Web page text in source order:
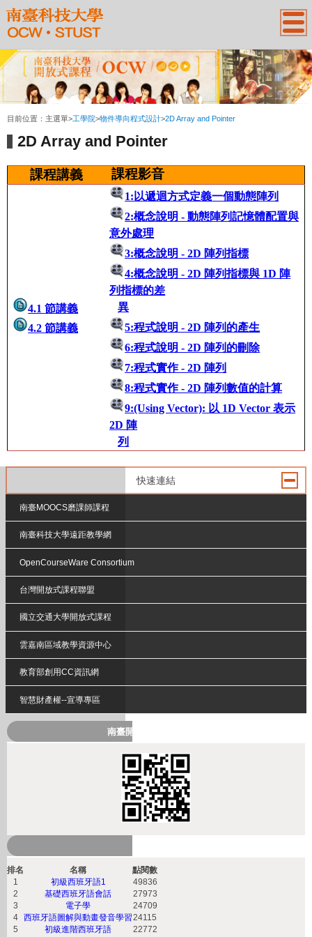
:::
目前位置： 主選單>工學院>物件導向程式設計>2D Array and Pointer
2D Array and Pointer
課程講義 課程影音
4.1節講義
4.2節講義
1:以遞迴方式定義一個動態陣列
2:概念說明 - 動態陣列記憶體配置與
意外處理
3:概念說明 - 2D 陣列指標
4:概念說明 - 2D 陣列指標與 1D 陣
列指標的差
異
5:程式說明 - 2D 陣列的產生
6:程式說明 - 2D 陣列的刪除
7:程式實作 - 2D 陣列
8:程式實作 - 2D 陣列數值的計算
9:(Using Vector): 以 1D Vector 表示
2D 陣
列
快速連結
南臺MOOCS磨課師課程
南臺科技大學遠距教學網
OpenCourseWare Consortium
台灣開放式課程聯盟
國立交通大學開放式課程
雲嘉南區域教學資源中心
教育部創用CC資訊網
智慧財產權--宣導專區
南臺開放式課程QRcode
排名 名稱
點閱數
1
初級西班牙語1
49836
2
基礎西班牙語會話
27973
3
電子學
24709
4
西班牙語圖解與動畫發音學習24115
5
初級進階西班牙語
22772